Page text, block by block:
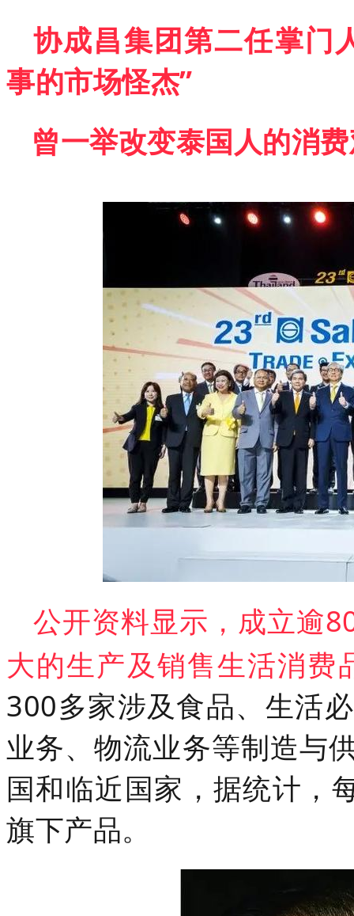
协成昌集团第二任掌
事的市场怪杰”
曾一举改变泰国人的消
公开资料显示，成立逾
大的生产及销售生活消费
300多家涉及食品、生活
业务、物流业务等制造与
国和临近国家，据统计，
旗下产品。